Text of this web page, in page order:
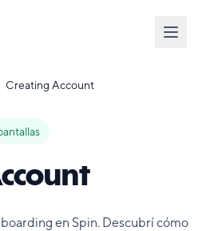
Creating Account
en Spin. Descubrí cómo